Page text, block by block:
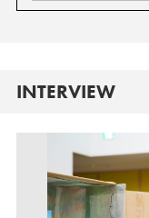
INTERVIEW